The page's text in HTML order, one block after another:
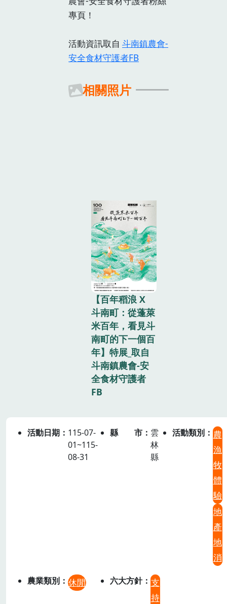
專頁！
活動資訊取自斗南鎮農會-
安全食材守護者FB
相關照片
【百年​稻浪 X
斗南町：從蓬萊​
米百年，​看見​斗​
南町​的​下一​個百
年】特展_取自
斗南鎮農會-安
全食材守護者
FB
活動日期
115-07-
01~115-
08-31
縣市
雲
林
縣
活動類別
農
漁
牧
體
驗
地
產
地
消
農業類別 休閒 六大方針
支
持